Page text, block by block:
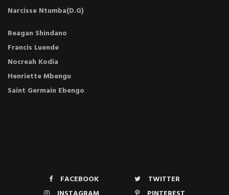
Narcisse Ntumba(D.G)
Reagan Shindano
Francis Luende
Nocreah Kodia
Henriette Mbengu
Saint Germain Ebengo
FACEBOOK
TWITTER